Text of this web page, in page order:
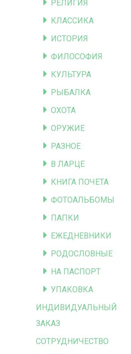
РЕЛИГИЯ
КЛАССИКА
ИСТОРИЯ
ФИЛОСОФИЯ
КУЛЬТУРА
РЫБАЛКА
ОХОТА
ОРУЖИЕ
РАЗНОЕ
В ЛАРЦЕ
КНИГА ПОЧЕТА
ФОТОАЛЬБОМЫ
ПАПКИ
ЕЖЕДНЕВНИКИ
РОДОСЛОВНЫЕ
НА ПАСПОРТ
УПАКОВКА
ИНДИВИДУАЛЬНЫЙ
ЗАКАЗ
СОТРУДНИЧЕСТВО